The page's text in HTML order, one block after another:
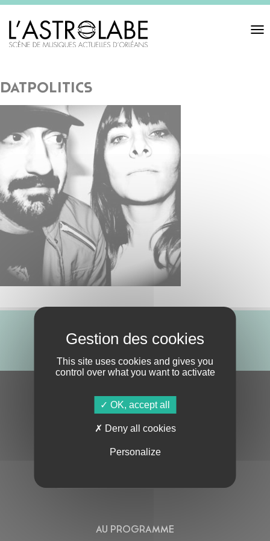
Toggle
datpolitics
ABONNE-TOI !
S'ABONNER À LA NEWSLETTER
AU PROGRAMME
This site uses cookies and gives you
control over what you want to activate
OK, accept all
Deny all cookies
Personalize